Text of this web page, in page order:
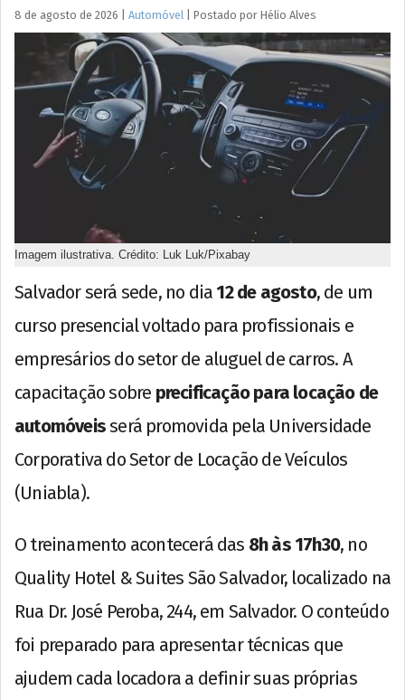
8 de agosto de 2026 Automóvel Postado por Hélio Alves
Imagem ilustrativa. Crédito: Luk Luk/Pixabay
Salvador será sede, no dia 12 de agosto, de um
curso presencial voltado para profissionais e
empresários do setor de aluguel de carros. A
capacitação sobre precificação para locação de
automóveisserá promovida pela Universidade
Corporativa do Setor de Locação de Veículos
(Uniabla).
O treinamento acontecerá das 8h às 17h30, no
Quality Hotel & Suites São Salvador, localizado na
Rua Dr. José Peroba, 244, em Salvador. O conteúdo
foi preparado para apresentar técnicas que
ajudem cada locadora a definir suas próprias